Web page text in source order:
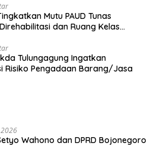
Mutu PAUD Tunas
dan Ruang Kelas
Tulungagung Ingatkan
Risiko Pengadaan Barang/Jasa
Wahono dan DPRD Bojonegoro